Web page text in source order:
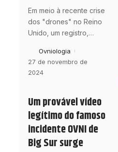
Em meio à recente crise
dos "drones" no Reino
Unido, um registro,…
Ovniologia
27 de novembro de
2024
Um provável vídeo
legítimo do famoso
incidente OVNI de
Big Sur surge